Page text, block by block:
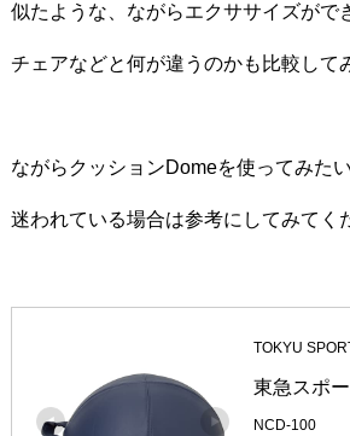
似たような、ながらエクササイズがで
チェアなどと何が違うのかも比較して
ながらクッションDomeを使ってみた
迷われている場合は参考にしてみてく
TOKYU
東急スポ
NCD-100